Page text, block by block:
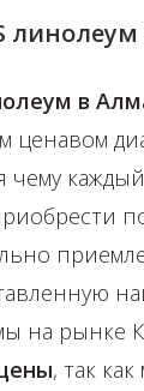
в
ценавом
чему
на рынке
, так